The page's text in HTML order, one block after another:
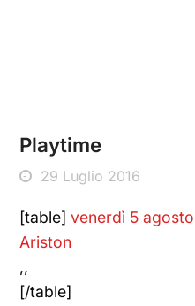
Playtime
29 Luglio 2016
[table]venerdì 5
Ariston
,,
[/table]